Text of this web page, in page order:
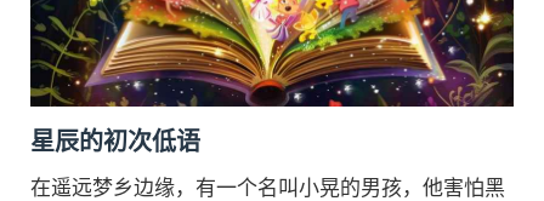
星辰的初次低语
在遥远梦乡边缘，有一个名叫小晃的男孩，他害怕黑